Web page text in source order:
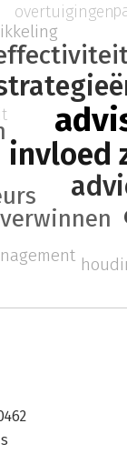
invloed
overtuigingen